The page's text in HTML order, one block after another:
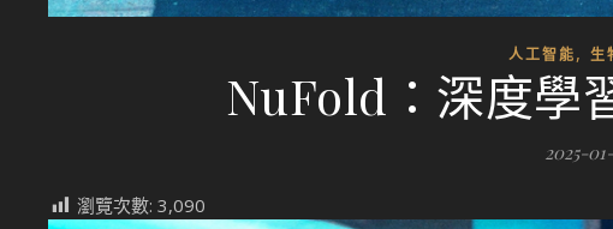
人工智能, 生
NuFold：深度學
2025-
瀏覽次數: 3,090